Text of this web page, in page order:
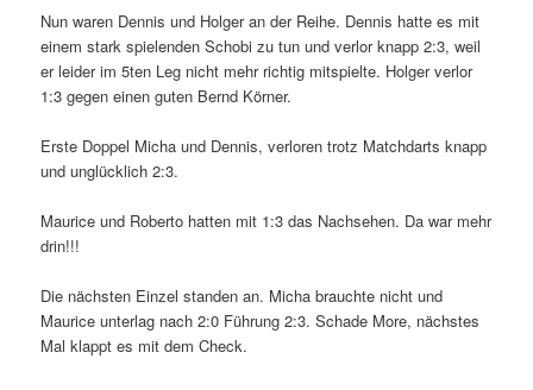
Nun waren Dennis und Holger an der Reihe. Dennis hatte es mit
einem stark spielenden Schobi zu tun und verlor knapp 2:3, weil
er leider im 5ten Leg nicht mehr richtig mitspielte. Holger verlor
1:3 gegen einen guten Bernd Körner.
Erste Doppel Micha und Dennis, verloren trotz Matchdarts knapp
und unglücklich 2:3.
Maurice und Roberto hatten mit 1:3 das Nachsehen. Da war mehr
drin!!!
Die nächsten Einzel standen an. Micha brauchte nicht und
Maurice unterlag nach 2:0 Führung 2:3. Schade More, nächstes
Mal klappt es mit dem Check.